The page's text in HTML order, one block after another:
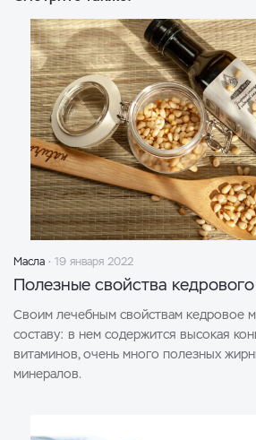
Масла 19 января 2022
Полезные свойства
Своим лечебным свойствам кедровое
составу: в нем содержится высокая
витаминов, очень много полезных
минералов.